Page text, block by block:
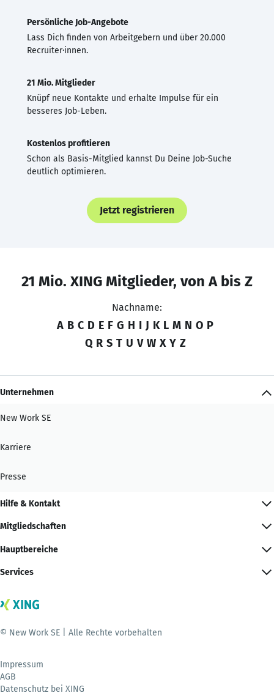
Persönliche Job-Angebote
Lass Dich finden von Arbeitgebern und über 20.000
Recruiter·innen.
21 Mio. Mitglieder
Knüpf neue Kontakte und erhalte Impulse für ein
besseres Job-Leben.
Kostenlos profitieren
Schon als Basis-Mitglied kannst Du Deine Job-Suche
deutlich optimieren.
Jetzt registrieren
21 Mio. XING Mitglieder, von A bis Z
Nachname:
A B C D E F G H I J K L M N O P
Q R S T U V W X Y Z
Unternehmen
New Work SE
Karriere
Presse
Hilfe & Kontakt
Mitgliedschaften
Hauptbereiche
Services
© New Work SE | Alle Rechte vorbehalten
Impressum
AGB
Datenschutz bei XING